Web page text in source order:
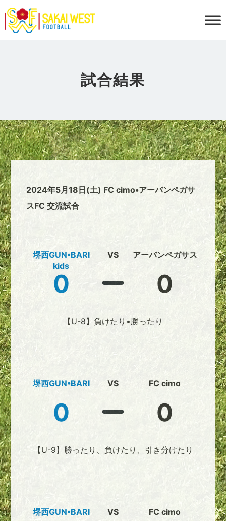
試合結果
2024年5月18日(土) FC cimo•アーバンペガサ
スFC 交流試合
堺西GUN•BARI
kids
0
VS アーバンペガサス
0
【U-8】負けたり•勝ったり
堺西GUN•BARI
0
VS FC cimo
0
【U-9】勝ったり、負けたり、引き分けたり
堺西GUN•BARI VS FC cimo